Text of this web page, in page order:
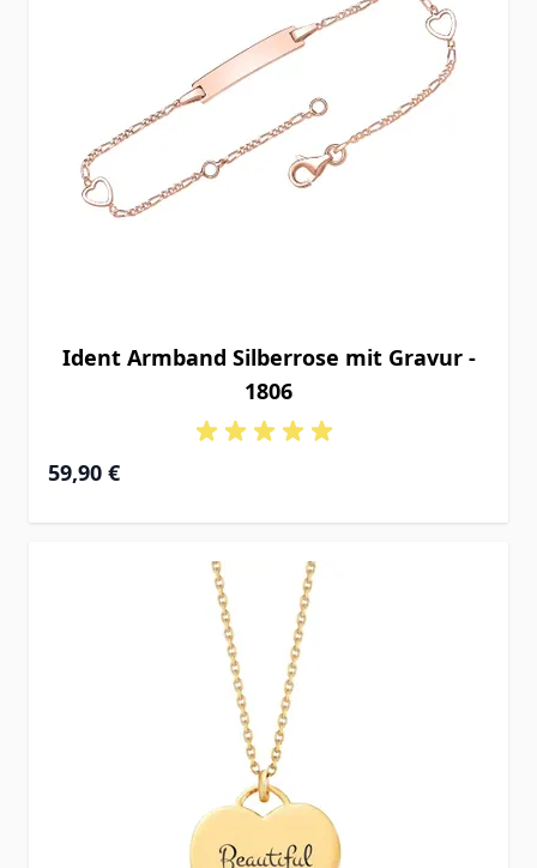
Ident Armband Silberrose mit Gravur -
1806
Ab
59,90 €